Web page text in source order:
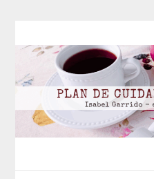
contenido